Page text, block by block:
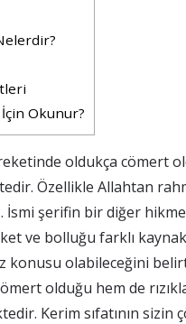
Okunur?
oldukça cömert
Özellikle Allahtan
İsmi şerifin bir diğer
ve bolluğu farklı
konusu olabileceğini
olduğu hem de
Kerim sıfatının